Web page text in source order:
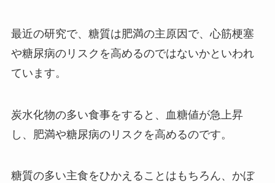
最近の研究で、糖質は肥満の主原因で、心筋梗塞
や糖尿病のリスクを高めるのではないかといわれ
ています。
炭水化物の多い食事をすると、血糖値が急上昇
し、肥満や糖尿病のリスクを高めるのです。
糖質の多い主食をひかえることはもちろん、かぼ